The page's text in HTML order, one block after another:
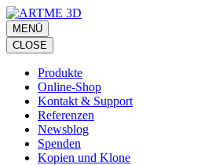
Zum
Inhalt
springen
(Eingabetaste
drücken)
MENÜ
CLOSE
Produkte
Online-Shop
Kontakt & Support
Referenzen
Newsblog
Spenden
Kopien und Klone